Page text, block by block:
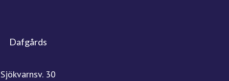
Dafgårds
Sjökvarnsv. 30